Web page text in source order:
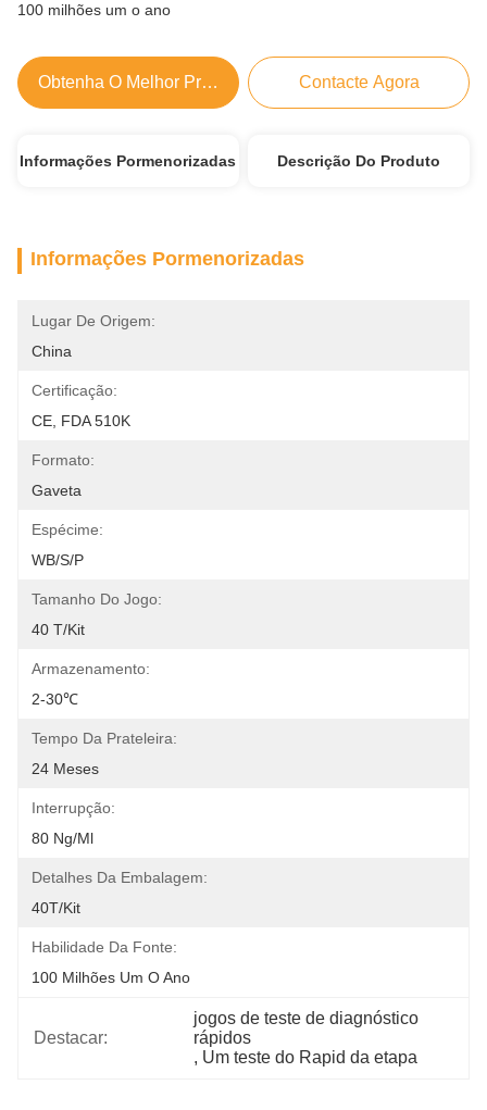
100 milhões um o ano
Obtenha O Melhor Preço Contacte Agora
Informações Pormenorizadas Descrição Do Produto
Informações Pormenorizadas
Lugar De Origem:
China
Certificação:
CE, FDA 510K
Formato:
Gaveta
Espécime:
WB/S/P
Tamanho Do Jogo:
40 T/Kit
Armazenamento:
2-30℃
Tempo Da Prateleira:
24 Meses
Interrupção:
80 Ng/ml
Detalhes Da Embalagem:
40T/Kit
Habilidade Da Fonte:
100 Milhões Um O Ano
Destacar:
jogos de teste de diagnóstico
rápidos
, Um teste do Rapid da etapa